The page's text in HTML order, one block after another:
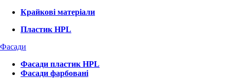
Крайкові матеріали
Пластик HPL
Фасади
Фасади пластик HPL
Фасади фарбовані